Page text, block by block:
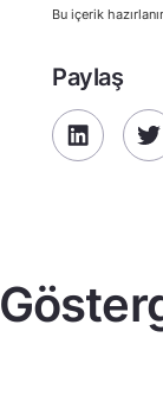
Bu içerik
Paylaş